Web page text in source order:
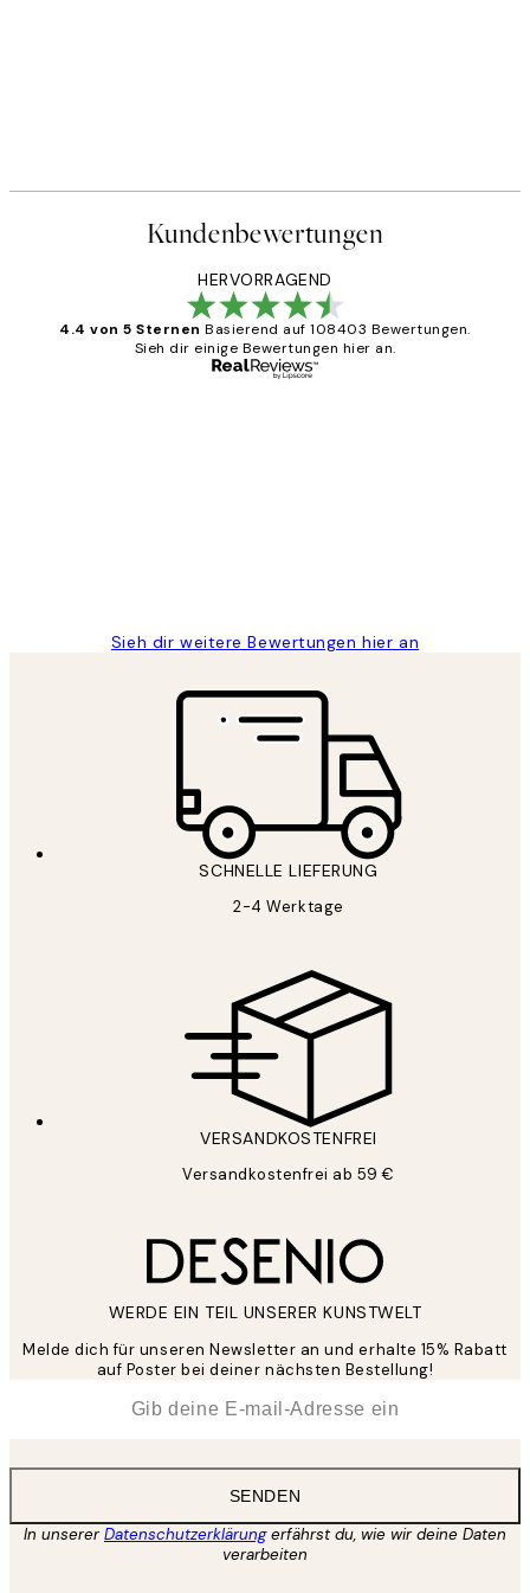
Kundenbewertungen
HERVORRAGEND
4.4 von 5 Sternen Basierend auf 108403 Bewertungen.
Sieh dir einige Bewertungen hier an.
Sieh dir weitere Bewertungen hier an
SCHNELLE LIEFERUNG
2-4 Werktage
VERSANDKOSTENFREI
Versandkostenfrei ab 59 €
WERDE EIN TEIL UNSERER KUNSTWELT
Melde dich für unseren Newsletter an und erhalte 15% Rabatt
auf Poster bei deiner nächsten Bestellung!
SENDEN
In unsererDatenschutzerklärungerfährst du, wie wir deine Daten
verarbeiten